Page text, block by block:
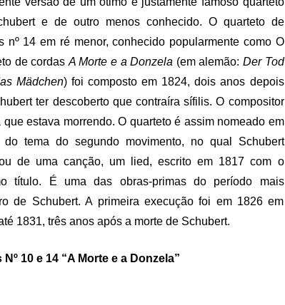
e de outro menos conhecido. O quarteto de
nº 14 em ré menor, conhecido popularmente como O
de cordas A Morte e a Donzela (em alemão: Der Tod
Mädchen) foi composto em 1824, dois anos depois
ter descoberto que contraíra sífilis. O compositor
que estava morrendo. O quarteto é assim nomeado em
do tema do segundo movimento, no qual Schubert
de uma canção, um lied, escrito em 1817 com o
título. É uma das obras-primas do período mais
de Schubert. A primeira execução foi em 1826 em
1831, três anos após a morte de Schubert.
10 e 14 “A Morte e a Donzela”